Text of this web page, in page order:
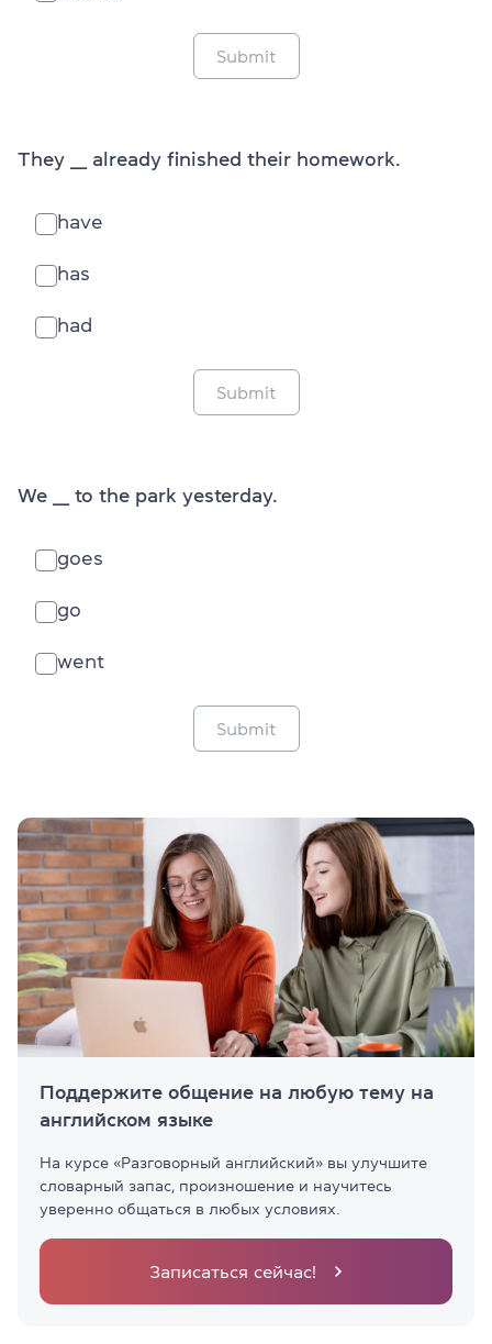
Submit
They ___ already finished their homework.
have
has
had
Submit
We ___ to the park yesterday.
goes
go
went
Submit
Поддержите общение на любую тему на
английском языке
На курсе «Разговорный английский» вы улучшите
словарный запас, произношение и научитесь
уверенно общаться в любых условиях.
Записаться сейчас!